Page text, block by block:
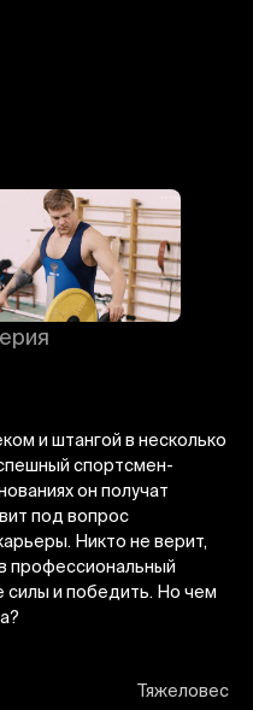
и штангой в несколько
спортсмен-
он получат
под вопрос
Никто не верит,
профессиональный
силы и победить. Но чем
Тяжеловес